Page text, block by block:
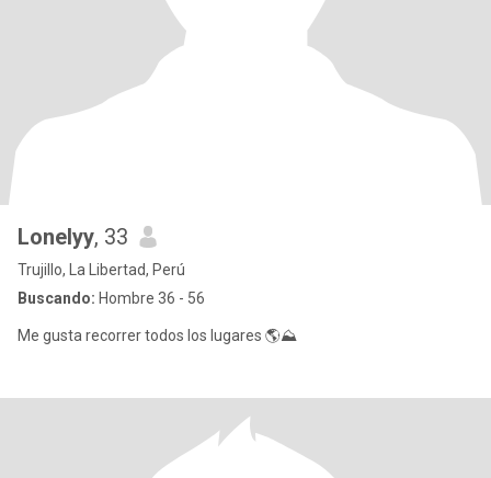
Lonelyy, 33
Trujillo, La Libertad, Perú
Buscando: Hombre 36 - 56
Me gusta recorrer todos los lugares 🌎⛰️